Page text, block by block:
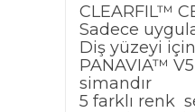
CLEARFIL™
Sadece
Diş yüzeyi
PANAVIA™
simandır
5 farklı renk